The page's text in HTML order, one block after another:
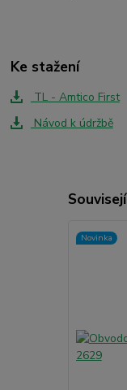
Ke stažení
TL - Amtico First
Návod k údržbě
Novinka